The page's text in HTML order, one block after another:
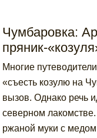
Чумбаровка:
пряник-
Многие
«съесть козулю на
вызов. Однако речь
северном
ржаной муки с